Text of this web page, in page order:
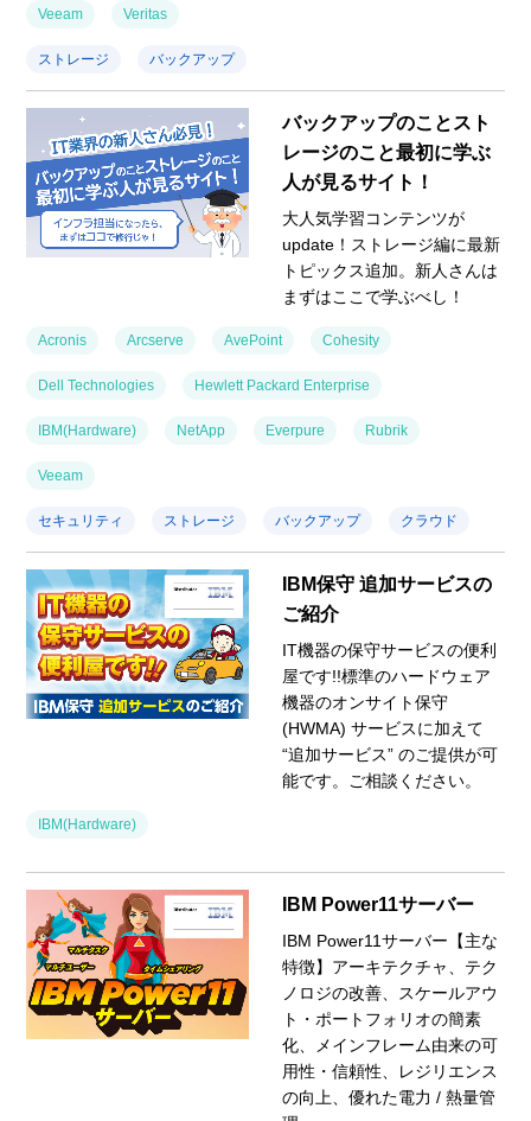
Veeam Veritas
ストレージ バックアップ
バックアップのことスト
レージのこと最初に学ぶ
人が見るサイト！
大人気学習コンテンツが
update！ストレージ編に最新
トピックス追加。新人さんは
まずはここで学ぶべし！
Acronis Arcserve AvePoint Cohesity
Dell Technologies Hewlett Packard Enterprise
IBM(Hardware) NetApp Everpure Rubrik
Veeam
セキュリティ ストレージ バックアップ クラウド
IBM保守 追加サービスの
ご紹介
IT機器の保守サービスの便利
屋です!!標準のハードウェア
機器のオンサイト保守
(HWMA) サービスに加えて
“追加サービス” のご提供が可
能です。ご相談ください。
IBM(Hardware)
IBM Power11サーバー
IBM Power11サーバー【主な
特徴】アーキテクチャ、テク
ノロジの改善、スケールアウ
ト・ポートフォリオの簡素
化、メインフレーム由来の可
用性・信頼性、レジリエンス
の向上、優れた電力 / 熱量管